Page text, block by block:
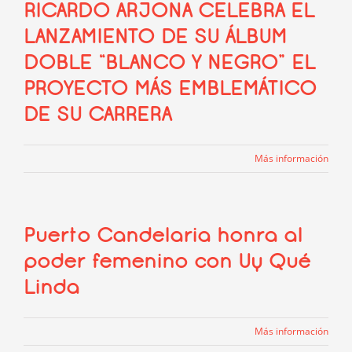
RICARDO ARJONA CELEBRA EL
LANZAMIENTO DE SU ÁLBUM
DOBLE “BLANCO Y NEGRO” EL
PROYECTO MÁS EMBLEMÁTICO
DE SU CARRERA
Más información
Puerto Candelaria honra al
poder femenino con Uy Qué
Linda
Más información